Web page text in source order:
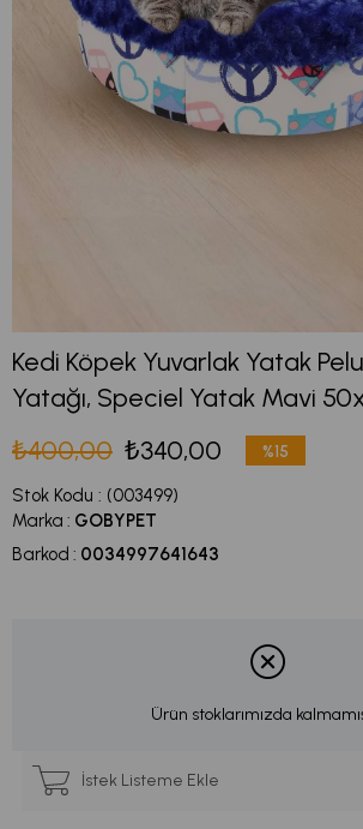
Kedi Köpek Yuvarlak Yatak
Yatağı, Speciel Yatak Mavi
₺400,00 ₺340,00 %15
Stok Kodu
(003499)
Marka : GOBYPET
Barkod : 0034997641643
Ürün stoklarımızda
İstek Listeme Ekle